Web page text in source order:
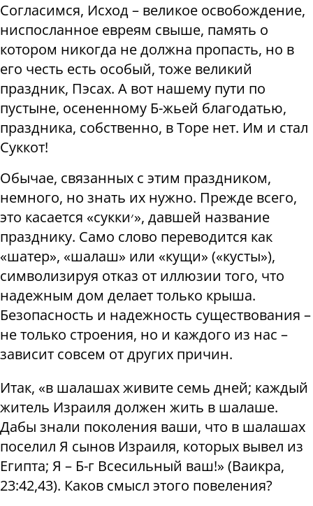
Согласимся, Исход – великое освобождение,
ниспосланное евреям свыше, память о
котором никогда не должна пропасть, но в
его честь есть особый, тоже великий
праздник, Пэсах. А вот нашему пути по
пустыне, осененному Б-жьей благодатью,
праздника, собственно, в Торе нет. Им и стал
Суккот!
Обычае, связанных с этим праздником,
немного, но знать их нужно. Прежде всего,
это касается «сукки׳», давшей название
празднику. Само слово переводится как
«шатер», «шалаш» или «кущи» («кусты»),
символизируя отказ от иллюзии того, что
надежным дом делает только крыша.
Безопасность и надежность существования –
не только строения, но и каждого из нас –
зависит совсем от других причин.
Итак, «в шалашах живите семь дней; каждый
житель Израиля должен жить в шалаше.
Дабы знали поколения ваши, что в шалашах
поселил Я сынов Израиля, которых вывел из
Египта; Я – Б-г Всесильный ваш!» (Ваикра,
23:42,43). Каков смысл этого повеления?